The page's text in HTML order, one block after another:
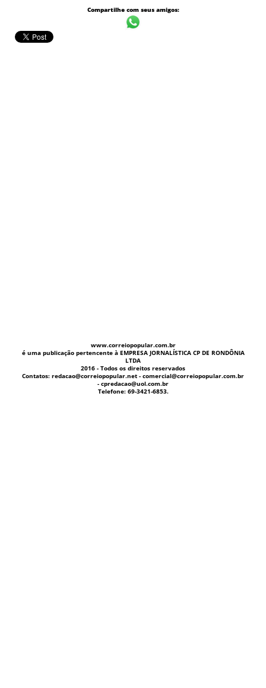
Compartilhe com seus amigos:
www.correiopopular.com.br
é uma publicação pertencente à EMPRESA JORNALÍSTICA CP DE RONDÔNIA
LTDA
2016 - Todos os direitos reservados
Contatos: redacao@correiopopular.net - comercial@correiopopular.com.br
- cpredacao@uol.com.br
Telefone: 69-3421-6853.